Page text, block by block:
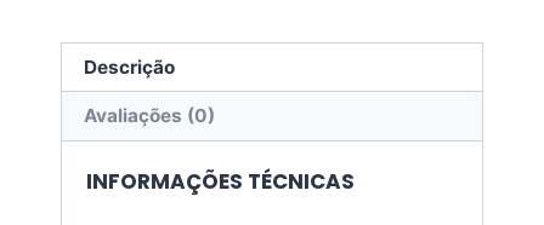
Descrição
Avaliações (0)
INFORMAÇÕES TÉCNICAS